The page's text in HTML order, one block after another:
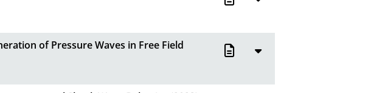
of Pressure Waves in Free Field